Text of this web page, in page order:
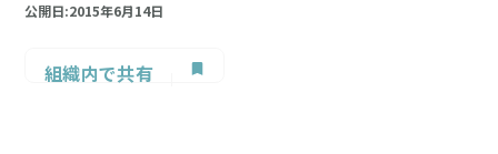
公開日:2015年6月14日
組織内で共有